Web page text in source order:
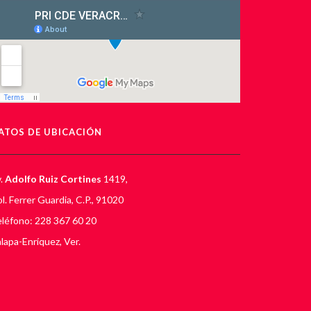
DE UBICACIÓN
Adolfo Ruiz Cortines 1419,
Ferrer Guardia, C.P., 91020
228 367 60 20
Enríquez, Ver.